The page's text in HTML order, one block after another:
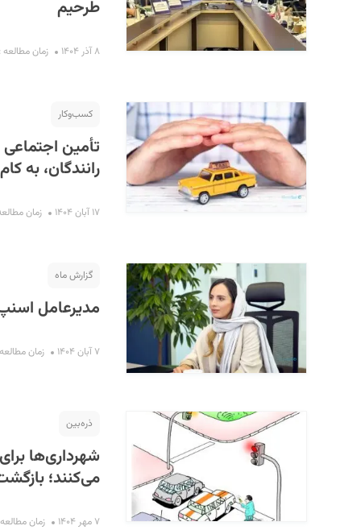
طرحیم
۸ آذر ۱۴۰۴ زمان مطالعه : ۸ دقیقه
کسب‌و‌کار
تأمین
رانندگان، به
۱۷ آبان ۱۴۰۴ زمان مطالعه : ۵
گزارش ماه
مدیرعامل
۷ آبان ۱۴۰۴ زمان مطالعه : ۹
ذره‌بین
شهرداری‌ها
می‌کنند؛
۷ مهر ۱۴۰۴ زمان مطالعه : ۱۱